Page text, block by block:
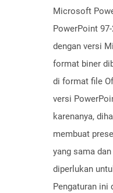
Microsoft
PowerPoint
dengan versi
format biner
di format file
versi
karenanya,
membuat
yang sama
diperlukan
Pengaturan ini